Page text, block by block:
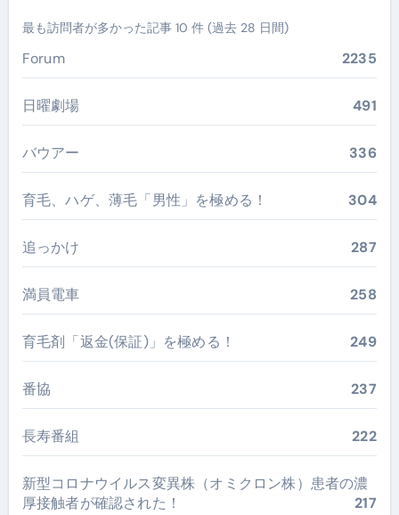
最も訪問者が多かった記事 10 件 (過去 28 日間)
Forum 2235
日曜劇場 491
バウアー 336
育毛、ハゲ、薄毛「男性」を極める！ 304
追っかけ 287
満員電車 258
育毛剤「返金(保証)」を極める！ 249
番協 237
長寿番組 222
新型コロナウイルス変異株（オミクロン株）患者の濃
厚接触者が確認された！
217